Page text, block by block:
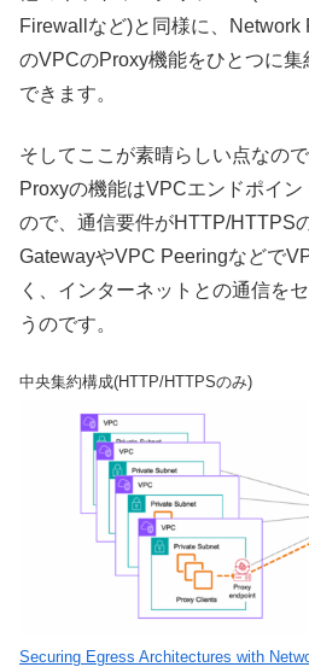
Firewallなど)と同様に、Network
のVPCのProxy機能をひとつに
できます。
そしてここが素晴らしい点なの
Proxyの機能はVPCエンドポイ
ので、通信要件がHTTP/HTTPS
GatewayやVPC Peeringなどで
く、インターネットとの通信を
うのです。
中央集約構成(HTTP/HTTPSのみ)
Securing Egress Architectures with